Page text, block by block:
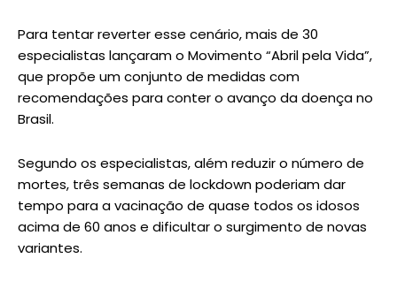
Para tentar reverter esse cenário, mais de 30
especialistas lançaram o Movimento “Abril pela Vida”,
que propõe um conjunto de medidas com
recomendações para conter o avanço da doença no
Brasil.
Segundo os especialistas, além reduzir o número de
mortes, três semanas de lockdown poderiam dar
tempo para a vacinação de quase todos os idosos
acima de 60 anos e dificultar o surgimento de novas
variantes.